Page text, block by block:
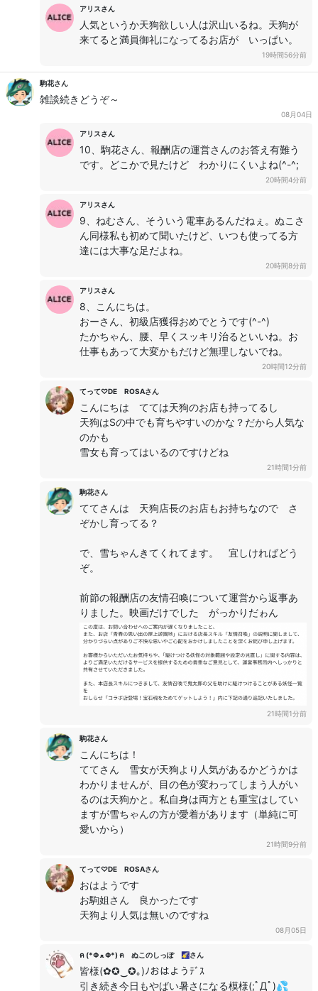
アリスさん
人気というか天狗欲しい人は沢山いるね。天狗が
来てると満員御礼になってるお店が いっぱい。
19時間56分前
駒花さん
雑談続きどうぞ～
08月04日
アリスさん
10、駒花さん、報酬店の運営さんのお答え有難う
です。どこかで見たけど わかりにくいよね(^-^;
20時間4分前
アリスさん
9、ねむさん、そういう電車あるんだねぇ。ぬこさ
ん同様私も初めて聞いたけど、いつも使ってる方
達には大事な足だよね。
20時間8分前
アリスさん
8、こんにちは。
おーさん、初級店獲得おめでとうです(^-^)
たかちゃん、腰、早くスッキリ治るといいね。お
仕事もあって大変かもだけど無理しないでね。
20時間12分前
てって♡DE ROSAさん
こんにちは てては天狗のお店も持ってるし
天狗はSの中でも育ちやすいのかな？だから人気な
のかも
雪女も育ってはいるのですけどね
21時間1分前
駒花さん
ててさんは 天狗店長のお店もお持ちなので さ
ぞかし育ってる？
で、雪ちゃんきてくれてます。 宜しければどう
ぞ。
前節の報酬店の友情召喚について運営から返事あ
りました。映画だけでした がっかりだゎん
21時間1分前
駒花さん
こんにちは！
ててさん 雪女が天狗より人気があるかどうかは
わかりませんが、目の色が変わってしまう人がい
るのは天狗かと。私自身は両方とも重宝はしてい
ますが雪ちゃんの方が愛着があります（単純に可
愛いから）
21時間9分前
てって♡DE ROSAさん
おはようです
お駒姐さん 良かったです
天狗より人気は無いのですね
08月05日
ฅ (*Φ ﻌ Φ*) ฅ ぬこのしっぽ 🌠さん
皆様(✿✪‿✪｡)ﾉおはようﾃﾞｽ
引き続き今日もやばい暑さになる模様(;ﾟДﾟ)💦